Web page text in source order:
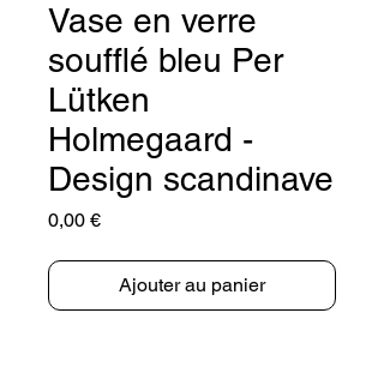
Vase en verre
soufflé bleu Per
Lütken
Holmegaard -
Design scandinave
0,00 €Prix
Ajouter au panier